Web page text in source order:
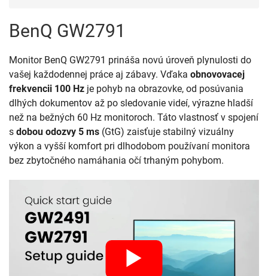
BenQ GW2791
Monitor BenQ GW2791 prináša novú úroveň plynulosti do
vašej každodennej práce aj zábavy. Vďaka obnovovacej
frekvencii 100 Hz je pohyb na obrazovke, od posúvania
dlhých dokumentov až po sledovanie videí, výrazne hladší
než na bežných 60 Hz monitoroch. Táto vlastnosť v spojení
s dobou odozvy 5 ms (GtG) zaisťuje stabilný vizuálny
výkon a vyšší komfort pri dlhodobom používaní monitora
bez zbytočného namáhania očí trhaným pohybom.